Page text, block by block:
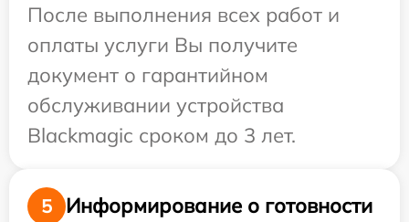
После выполнения всех работ и
оплаты услуги Вы получите
документ о гарантийном
обслуживании устройства
Blackmagic сроком до 3 лет.
5
Информирование о готовности